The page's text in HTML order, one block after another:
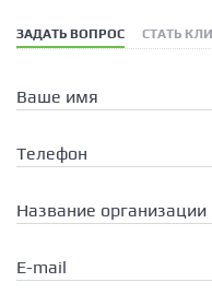
ЗАДАТЬ ВОПРОС СТАТЬ
Ваше имя
Телефон
Название организации
E-mail